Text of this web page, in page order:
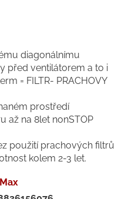
diagonálnímu
před ventilátorem a to i
= FILTR- PRACHOVY
prostředí
až na 8let nonSTOP
použití prachových filtrů
kolem 2-3 let.